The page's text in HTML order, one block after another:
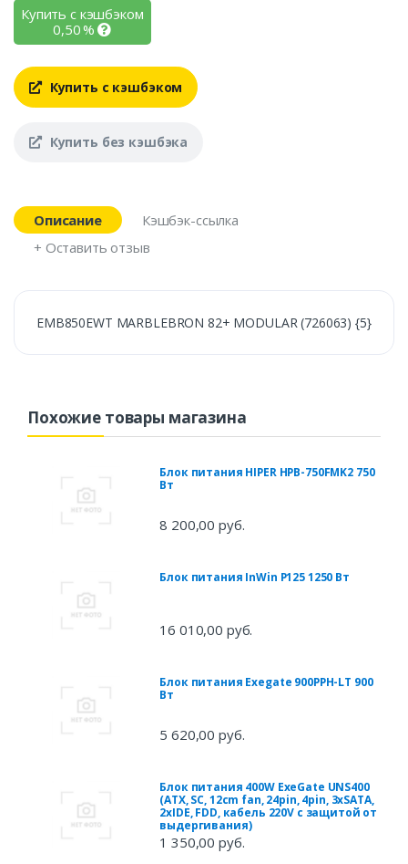
Купить с кэшбэком
0,50%
Купить с кэшбэком
Купить без кэшбэка
Описание
Кэшбэк-ссылка
+ Оставить отзыв
EMB850EWT MARBLEBRON 82+ MODULAR (726063) {5}
Похожие товары магазина
Блок питания HIPER HPB-750FMK2 750
Вт
8 200,00 руб.
Блок питания InWin P125 1250 Вт
16 010,00 руб.
Блок питания Exegate 900PPH-LT 900
Вт
5 620,00 руб.
Блок питания 400W ExeGate UNS400
(ATX, SC, 12cm fan, 24pin, 4pin, 3xSATA,
2xIDE, FDD, кабель 220V с защитой от
выдергивания)
1 350,00 руб.